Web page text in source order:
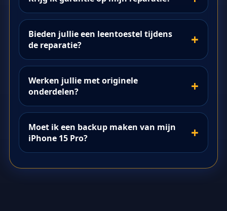
Bieden jullie een leentoestel tijdens
de reparatie?
Werken jullie met originele
onderdelen?
Moet ik een backup maken van mijn
iPhone 15 Pro?